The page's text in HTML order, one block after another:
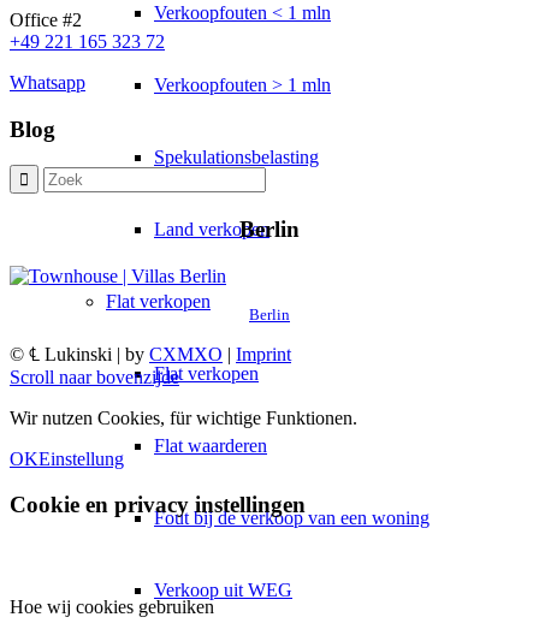
Verkoopfouten < 1 mln
Verkoopfouten > 1 mln
Spekulationsbelasting
Land verkopen
Flat verkopen
Flat verkopen
Flat waarderen
Fout bij de verkoop van een woning
Verkoop uit WEG
Office #2
+49 221 165 323 72
Whatsapp
Blog
Berlin
Berlin
© ℄ Lukinski | by CXMXO | Imprint
Scroll naar bovenzijde
Wir nutzen Cookies, für wichtige Funktionen.
OKEinstellung
Cookie en privacy instellingen
Hoe wij cookies gebruiken